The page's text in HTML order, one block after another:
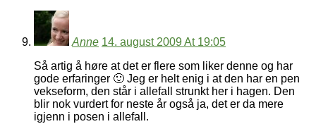
Anne 14. august 2009 At 19:05
Så artig å høre at det er flere som liker denne og har
gode erfaringer 🙂 Jeg er helt enig i at den har en pen
vekseform, den står i allefall strunkt her i hagen. Den
blir nok vurdert for neste år også ja, det er da mere
igjenn i posen i allefall.